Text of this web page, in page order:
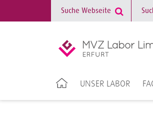
UNSER LABOR